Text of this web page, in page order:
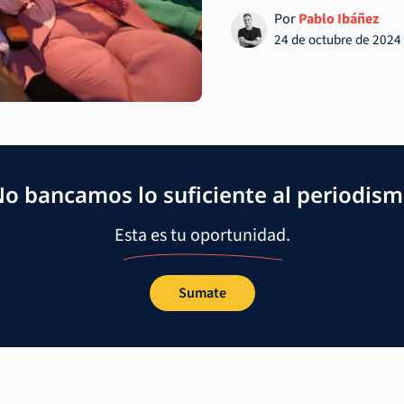
PorPablo Ibáñez
24 de octubre de 2024
bancamos lo suficiente al
Esta es tu oportunidad.
Sumate